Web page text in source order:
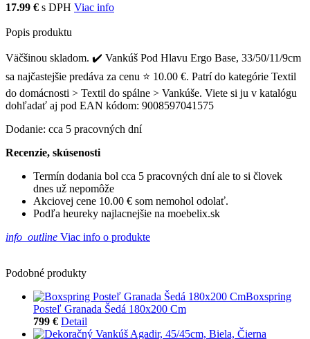
17.99 € s DPH Viac info
Popis produktu
Väčšinou skladom. ✔️ Vankúš Pod Hlavu Ergo Base, 33/50/11/9cm
sa najčastejšie predáva za cenu ⭐ 10.00 €. Patrí do kategórie Textil
do domácnosti > Textil do spálne > Vankúše. Viete si ju v katalógu
dohľadať aj pod EAN kódom: 9008597041575
Dodanie: cca 5 pracovných dní
Recenzie, skúsenosti
Termín dodania bol cca 5 pracovných dní ale to si človek
dnes už nepomôže
Akciovej cene 10.00 € som nemohol odolať.
Podľa heureky najlacnejšie na moebelix.sk
info_outline Viac info o produkte
Podobné produkty
Boxspring
Posteľ Granada Šedá 180x200 Cm
799 € Detail